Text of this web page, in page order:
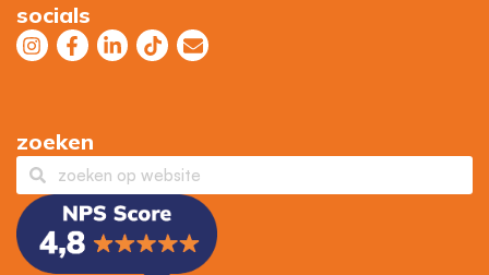
socials
zoeken